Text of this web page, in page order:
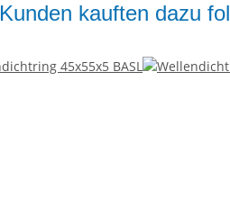
Kunden kauften dazu